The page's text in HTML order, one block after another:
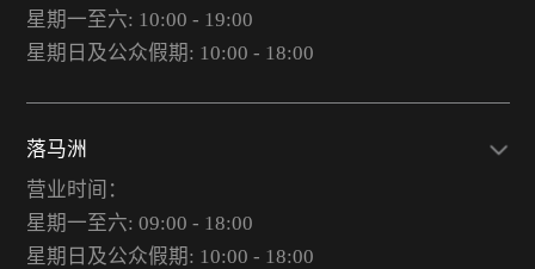
星期一至六: 10:00 - 19:00
星期日及公众假期: 10:00 - 18:00
落马洲
营业时间：
星期一至六: 09:00 - 18:00
星期日及公众假期: 10:00 - 18:00